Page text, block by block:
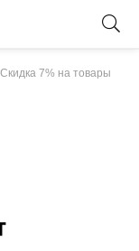
7% на товары